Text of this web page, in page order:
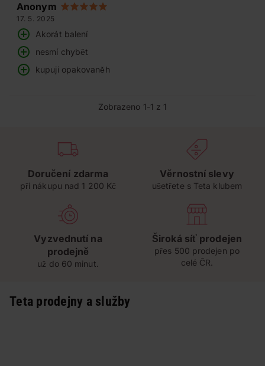
Anonym
17. 5. 2025
Akorát balení
nesmí chybět
kupuji opakovaněh
Zobrazeno 1-1 z 1
Doručení zdarma
při nákupu nad 1 200 Kč
Věrnostní slevy
ušetřete s Teta klubem
Vyzvednutí na
prodejně
už do 60 minut.
Široká síť prodejen
přes 500 prodejen po
celé ČR.
Teta prodejny a služby